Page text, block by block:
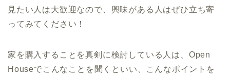
見たい人は大歓迎なので、興味がある人はぜひ立ち寄
ってみてください！
家を購入することを真剣に検討している人は、Open
Houseでこんなことを聞くといい、こんなポイントを